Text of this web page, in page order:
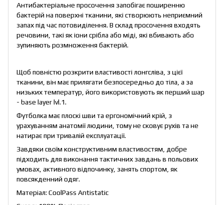
Антибактеріальне просочення запобігає поширенню
бактерій на поверхні тканини, які створюють неприємний
запах під час потовиділення. В склад просочення входять
речовини, такі як іони срібла або міді, які вбивають або
зупиняють розмноження бактерій.
Щоб повністю розкрити властивості лонгсліва, з цієї
тканини, він має прилягати безпосередньо до тіла, а за
низьких температур, його використовують як перший шар
- base layer lvl.1.
Футболка має плоскі шви та ергономічний крій, з
урахуванням анатомії людини, тому не сковує рухів та не
натирає при тривалій експлуатації.
Завдяки своїм конструктивним властивостям, добре
підходить для виконання тактичних завдань в польових
умовах, активного відпочинку, занять спортом, як
повсякденний одяг.
Матеріал: CoolPass Antistatic